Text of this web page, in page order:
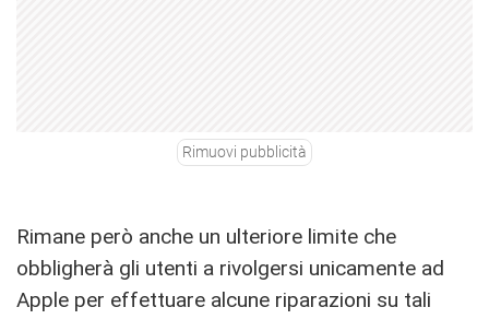
Rimuovi pubblicità
Rimane però anche un ulteriore limite che
obbligherà gli utenti a rivolgersi unicamente ad
Apple per effettuare alcune riparazioni su tali